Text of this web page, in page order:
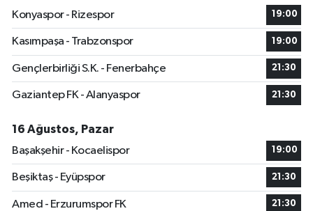
Konyaspor - Rizespor
19:00
Kasımpaşa - Trabzonspor 19:00
Gençlerbirliği S.K. - Fenerbahçe 21:30
Gaziantep FK - Alanyaspor 21:30
16 Ağustos, Pazar
Başakşehir - Kocaelispor
19:00
Beşiktaş - Eyüpspor 21:30
Amed - Erzurumspor FK 21:30